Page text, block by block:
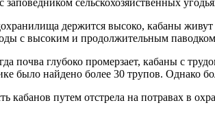
заповедником сельскохозяйственных
держится высоко, кабаны
с высоким и продолжительным
почва глубоко промерзает, кабаны с
было найдено более 30 трупов. Однако
кабанов путем отстрела на потравах в